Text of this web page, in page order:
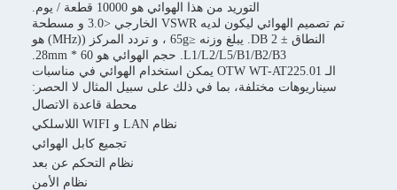
التوريد من هذا الهوائي هو 10000 قطعة / يوم.
تم تصميم الهوائي ليكون لديه VSWR الخارجي <3.0 و مسطحة
النطاق ± 2 DB. يبلغ وزنه ≤65g ، و تردد المركز ((MHz) هو
L1/L2/L5/B1/B2/B3. حجم الهوائي هو 60 * 28mm.
الـ OTW WT-AT225.01 يمكن استخدام الهوائي في مناسبات
سيناريوهات مختلفة، بما في ذلك على سبيل المثال لا الحصر:
محطة قاعدة الاتصال
تجميع كابل الهوائي
نظام التحكم عن بعد
نظام الأمن